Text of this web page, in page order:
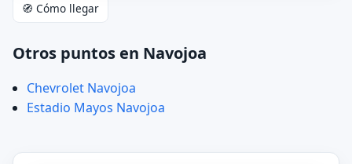
🧭 Cómo llegar
Otros puntos en Navojoa
Chevrolet Navojoa
Estadio Mayos Navojoa